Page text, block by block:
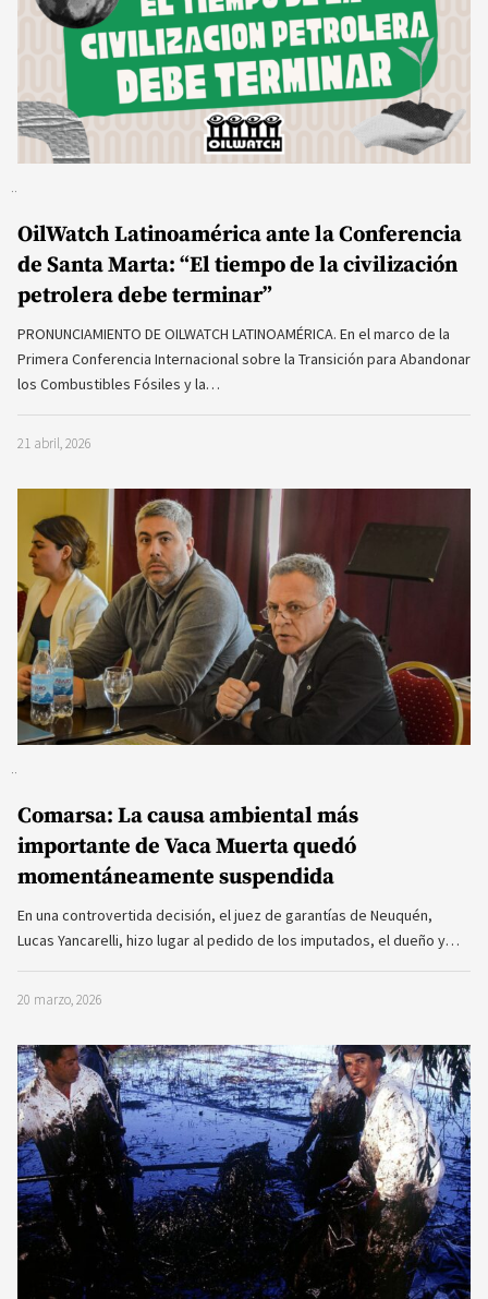
OilWatch Latinoamérica ante la Conferencia
de Santa Marta: “El tiempo de la civilización
petrolera debe terminar”
PRONUNCIAMIENTO DE OILWATCH LATINOAMÉRICA. En el marco de la
Primera Conferencia Internacional sobre la Transición para Abandonar
los Combustibles Fósiles y la…
21 abril, 2026
Comarsa: La causa ambiental más
importante de Vaca Muerta quedó
momentáneamente suspendida
En una controvertida decisión, el juez de garantías de Neuquén,
Lucas Yancarelli, hizo lugar al pedido de los imputados, el dueño y…
20 marzo, 2026